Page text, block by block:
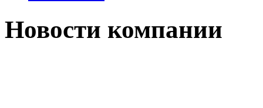
Новости компании